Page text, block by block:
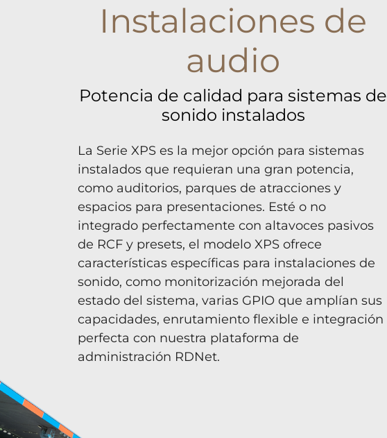
Instalaciones de
audio
Potencia de calidad para sistemas de
sonido instalados
La Serie XPS es la mejor opción para sistemas
instalados que requieran una gran potencia,
como auditorios, parques de atracciones y
espacios para presentaciones. Esté o no
integrado perfectamente con altavoces pasivos
de RCF y presets, el modelo XPS ofrece
características específicas para instalaciones de
sonido, como monitorización mejorada del
estado del sistema, varias GPIO que amplían sus
capacidades, enrutamiento flexible e integración
perfecta con nuestra plataforma de
administración RDNet.